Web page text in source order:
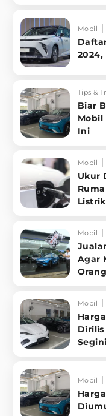
Mobil
2024,
Tips &
Biar
Mobil
Ini
Mobil
Ukur
Mobil
Agar
Mobil
Dirilis
Segini
Mobil